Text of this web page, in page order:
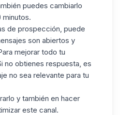
puedes cambiarlo
minutos.
de prospección, puede
son abiertos y
mejorar todo tu
no obtienes respuesta, es
no sea relevante para tu
y también en hacer
este canal.